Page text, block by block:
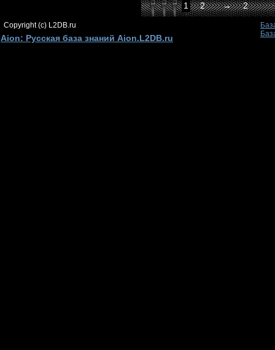
1 2 → 2
Copyright (c) L2DB.ru
Aion: Русская база знаний Aion.L2DB.ru